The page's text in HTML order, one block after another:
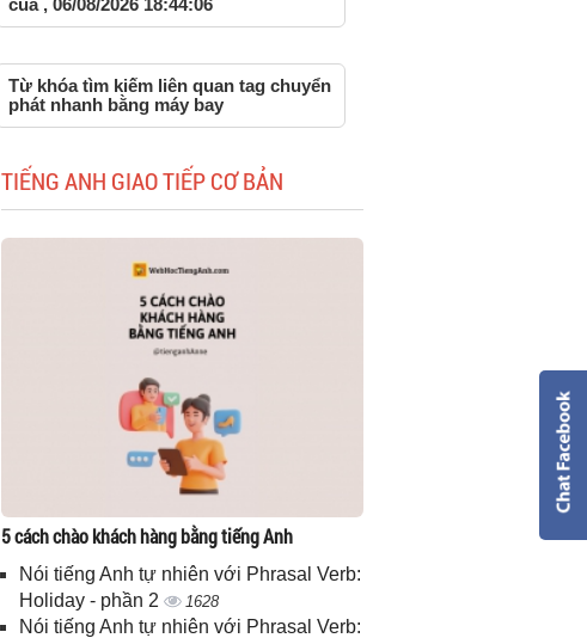
của , 06/08/2026 18:44:06
Từ khóa tìm kiếm liên quan tag chuyển
phát nhanh bằng máy bay
TIẾNG ANH GIAO TIẾP CƠ BẢN
5 cách chào khách hàng bằng tiếng Anh
Nói tiếng Anh tự nhiên với Phrasal Verb:
Holiday - phần 2
1628
Nói tiếng Anh tự nhiên với Phrasal Verb: